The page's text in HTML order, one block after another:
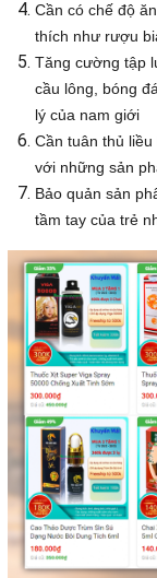
Cần có chế độ
thích như rượu
Tăng cường tập
cầu lông, bóng
lý của nam giới
Cần tuân thủ
với những sản
Bảo quản sản
tầm tay của trẻ